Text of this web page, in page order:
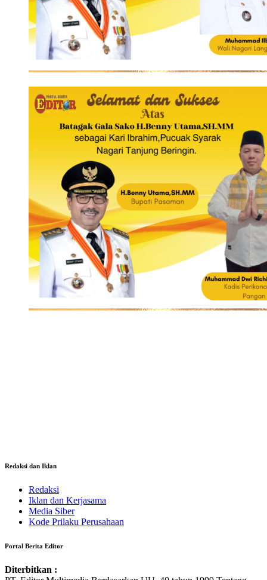
Redaksi dan Iklan
Redaksi
Iklan dan Kerjasama
Media Siber
Kode Prilaku Perusahaan
Portal Berita Editor
Diterbitkan :